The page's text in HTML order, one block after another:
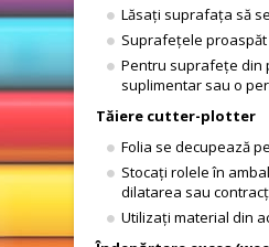
Lăsați suprafața să
Suprafețele proaspăt
Pentru suprafețe din
suplimentar sau o
Tăiere cutter-plotter
Folia se decupează
Stocați rolele în
dilatarea sau
Utilizați material din